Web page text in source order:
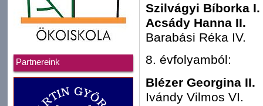
Partnereink
Szilvágyi Bíborka I.
Acsády Hanna II.
Barabási Réka IV.
8. évfolyamból:
Blézer Georgina II.
Ivándy Vilmos VI.